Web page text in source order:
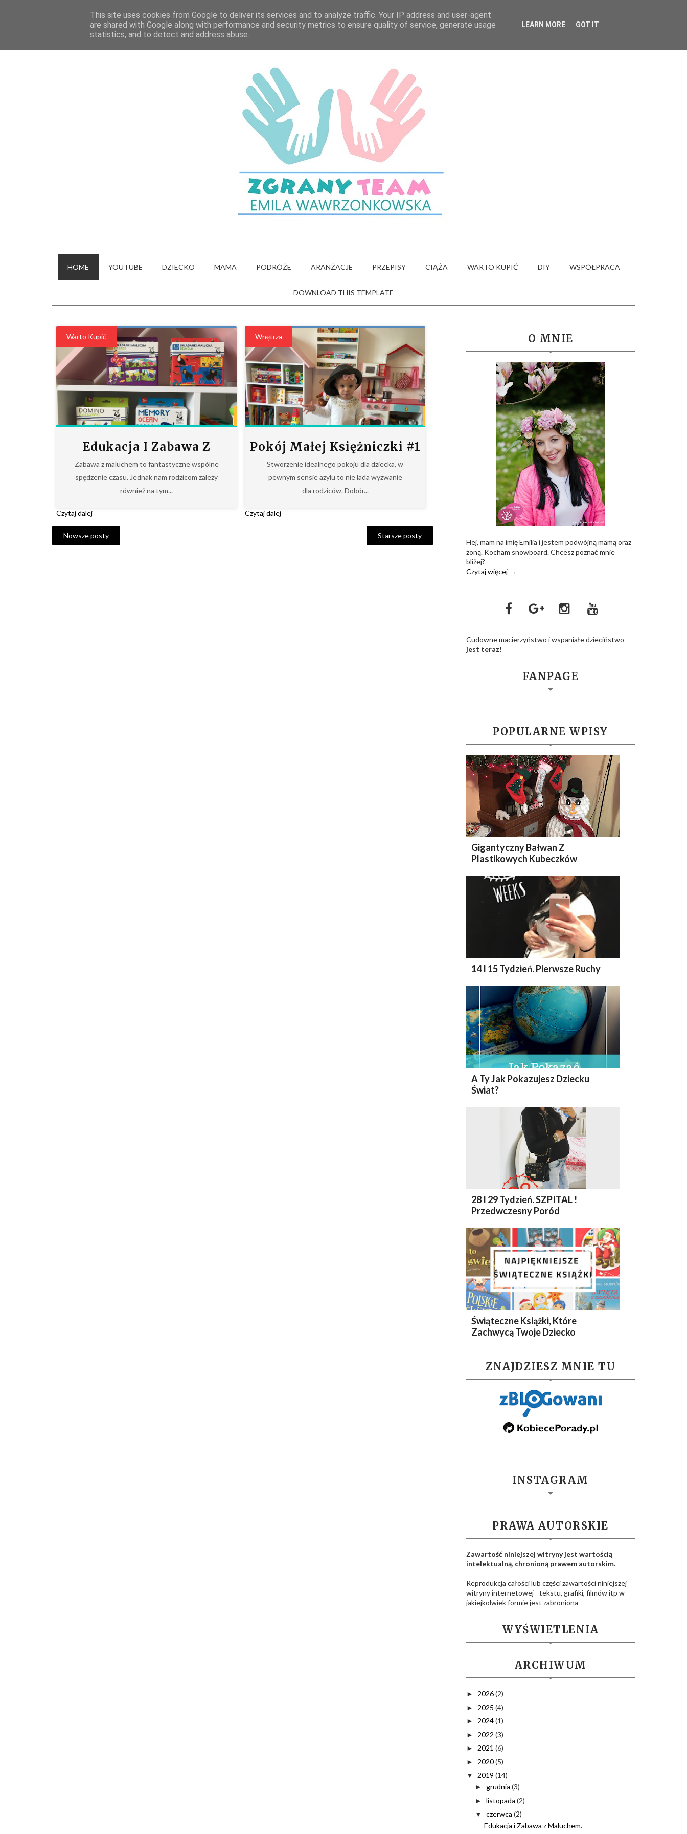
HOME YOUTUBE DZIECKO MAMA PODRÓŻE ARANŻACJE PRZEPISY CIĄŻA WARTO KUPIĆ DIY WSPÓŁPRACA
DOWNLOAD THIS TEMPLATE
Edukacja I Zabawa Z
Maluchem.
Zabawa z maluchem to fantastyczne wspólne
spędzenie czasu. Jednak nam rodzicom zależy
również na tym...
Warto Kupić
33
Czytaj dalej
Pokój Małej Księżniczki #1
Stworzenie idealnego pokoju dla dziecka, w
pewnym sensie azylu to nie lada wyzwanie
dla rodziców. Dobór...
Wnętrza
Czytaj dalej
Nowsze posty Starsze posty
O MNIE
Hej, mam na imię Emilia i jestem podwójną mamą oraz
żoną. Kocham snowboard. Chcesz poznać mnie
bliżej?
Czytaj więcej →
Cudowne macierzyństwo i wspaniałe dzieciństwo-
jest teraz!
FANPAGE
POPULARNE WPISY
Gigantyczny Bałwan Z
Plastikowych Kubeczków
14 I 15 Tydzień. Pierwsze Ruchy
A Ty Jak Pokazujesz Dziecku
Świat?
28 I 29 Tydzień. SZPITAL !
Przedwczesny Poród
Świąteczne Książki, Które
Zachwycą Twoje Dziecko
ZNAJDZIESZ MNIE TU
INSTAGRAM
PRAWA AUTORSKIE
Zawartość niniejszej witryny jest wartością
intelektualną, chronioną prawem autorskim.
Reprodukcja całości lub części zawartości niniejszej
witryny internetowej - tekstu, grafiki, filmów itp w
jakiejkolwiek formie jest zabroniona
WYŚWIETLENIA
ARCHIWUM
► 2026(2)
► 2025 (4)
► 2024(1)
► 2022 (3)
► 2021 (6)
► 2020(5)
▼ 2019 (14)
► grudnia (3)
► listopada (2)
▼ czerwca (2)
Edukacja i Zabawa z Maluchem.
This site uses cookies from Google to deliver its services and to analyze traffic. Your IP address and user-agent
are shared with Google along with performance and security metrics to ensure quality of service, generate usage
statistics, and to detect and address abuse.
LEARN MORE GOT IT